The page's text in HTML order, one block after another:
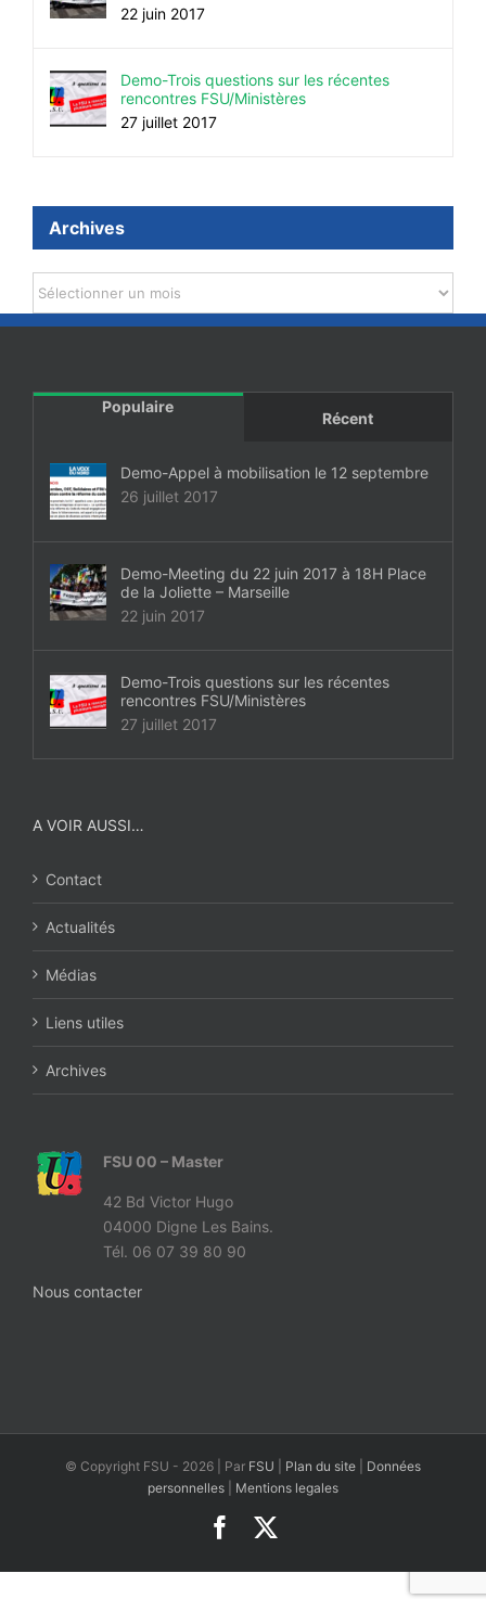
22 juin 2017
Demo-Trois questions sur les récentes
rencontres FSU/Ministères
27 juillet 2017
Archives
Archives
Populaire
Récent
Demo-Appel à mobilisation le 12 septembre
26 juillet 2017
Demo-Meeting du 22 juin 2017 à 18H Place
de la Joliette – Marseille
22 juin 2017
Demo-Trois questions sur les récentes
rencontres FSU/Ministères
27 juillet 2017
A VOIR AUSSI…
Contact
Actualités
Médias
Liens utiles
Archives
FSU 00 – Master
42 Bd Victor Hugo
04000 Digne Les Bains.
Tél. 06 07 39 80 90
Nous contacter
© Copyright FSU - 2026 | Par FSU Plan du site
Données
personnelles
Mentions legales
Facebook